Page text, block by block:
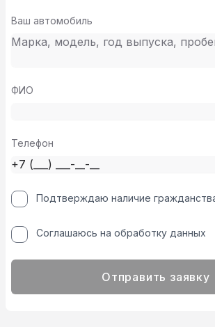
Ваш автомобиль
ФИО
Телефон
Подтверждаю наличие
Соглашаюсь на обработку данных
Отправить заявку